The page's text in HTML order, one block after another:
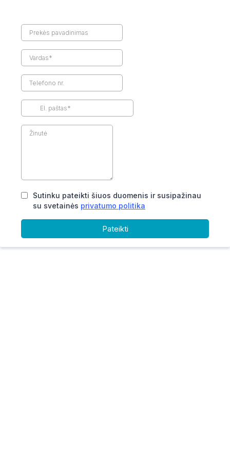
Sutinku pateikti šiuos duomenis ir susipažinau
su svetainės privatumo politika
Pateikti